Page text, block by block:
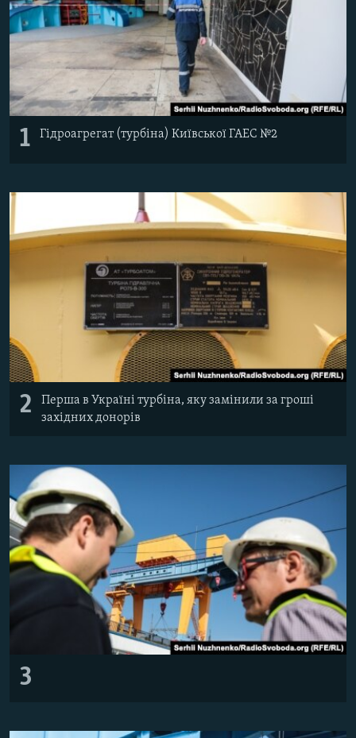
Усі сайти RFE/RL
1 Гідроагрегат (турбіна) Київської ГАЕС №2
2
Перша в Україні турбіна, яку замінили за гроші
західних донорів
3